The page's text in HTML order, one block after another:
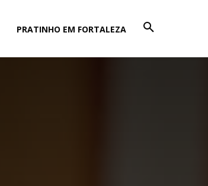
PRATINHO EM FORTALEZA